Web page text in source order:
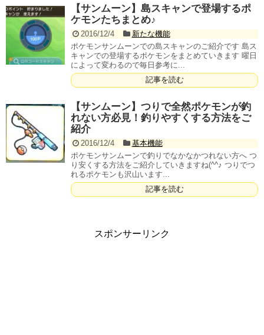
【サンムーン】島スキャンで登場するポ
ケモンたちまとめ♪
2016/12/4
新たな機能
ポケモンサンムーンでの島スキャンのご紹介です 島ス
キャンでの登場するポケモンをまとめていきます 曜日
によって変わるので毎日参考に...
記事を読む
【サンムーン】つりで全然ポケモンが釣
れない方必見！釣りやすくする方法をご
紹介
2016/12/4
基本機能
ポケモンサンムーンで釣りでなかなかつれない方へ つ
り安くする方法をご紹介していきますね(^^♪ つりでつ
れるポケモンも沢山います...
記事を読む
スポンサーリンク